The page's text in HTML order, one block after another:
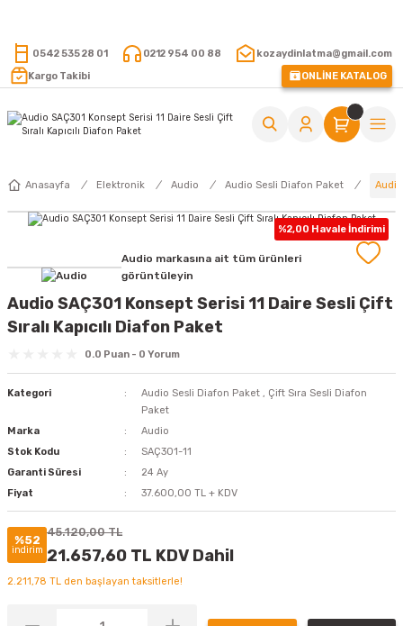
0542 535 28 01 0212 954 00 88
kozaydinlatma@gmail.com
Kargo Takibi
ONLİNE KATALOG
Anasayfa Elektronik Audio Audio Sesli Diafon Paket Audio
%2,00 Havale İndirimi
Audio markasına ait tüm ürünleri
görüntüleyin
Audio SAÇ301 Konsept Serisi 11 Daire Sesli Çift
Sıralı Kapıcılı Diafon Paket
0.0 Puan - 0 Yorum
Kategori Audio Sesli Diafon Paket , Çift Sıra Sesli Diafon
Paket
Marka
Audio
Stok Kodu
SAÇ301-11
Garanti Süresi
24 Ay
Fiyat
37.600,00 TL + KDV
%52
indirim
45.120,00 TL
21.657,60 TL KDV Dahil
2.211,78 TL den başlayan taksitlerle!